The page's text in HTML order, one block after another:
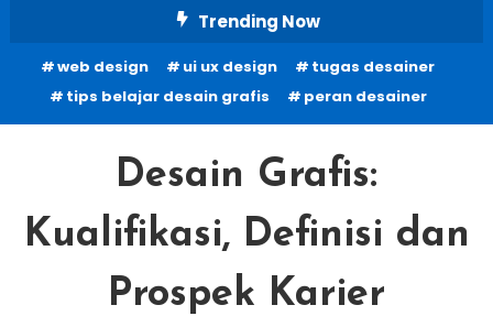
Content
Trending Now
web design ui ux design
tugas desainer
tips belajar desain grafis
peran desainer
Desain Grafis:
Kualifikasi, Definisi dan
Prospek Karier